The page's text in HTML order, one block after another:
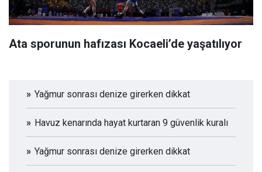
Ata sporunun hafızası Kocaeli’de yaşatılıyor
Yağmur sonrası denize girerken dikkat
Havuz kenarında hayat kurtaran 9 güvenlik kuralı
Yağmur sonrası denize girerken dikkat